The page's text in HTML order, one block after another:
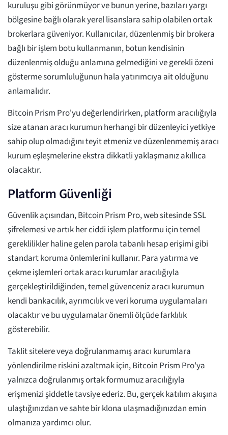
kuruluşu gibi görünmüyor ve bunun yerine, bazıları yargı
bölgesine bağlı olarak yerel lisanslara sahip olabilen ortak
brokerlara güveniyor. Kullanıcılar, düzenlenmiş bir brokera
bağlı bir işlem botu kullanmanın, botun kendisinin
düzenlenmiş olduğu anlamına gelmediğini ve gerekli özeni
gösterme sorumluluğunun hala yatırımcıya ait olduğunu
anlamalıdır.
Bitcoin Prism Pro'yu değerlendirirken, platform aracılığıyla
size atanan aracı kurumun herhangi bir düzenleyici yetkiye
sahip olup olmadığını teyit etmeniz ve düzenlenmemiş aracı
kurum eşleşmelerine ekstra dikkatli yaklaşmanız akıllıca
olacaktır.
Platform Güvenliği
Güvenlik açısından, Bitcoin Prism Pro, web sitesinde SSL
şifrelemesi ve artık her ciddi işlem platformu için temel
gereklilikler haline gelen parola tabanlı hesap erişimi gibi
standart koruma önlemlerini kullanır. Para yatırma ve
çekme işlemleri ortak aracı kurumlar aracılığıyla
gerçekleştirildiğinden, temel güvenceniz aracı kurumun
kendi bankacılık, ayrımcılık ve veri koruma uygulamaları
olacaktır ve bu uygulamalar önemli ölçüde farklılık
gösterebilir.
Taklit sitelere veya doğrulanmamış aracı kurumlara
yönlendirilme riskini azaltmak için, Bitcoin Prism Pro'ya
yalnızca doğrulanmış ortak formumuz aracılığıyla
erişmenizi şiddetle tavsiye ederiz. Bu, gerçek katılım akışına
ulaştığınızdan ve sahte bir klona ulaşmadığınızdan emin
olmanıza yardımcı olur.